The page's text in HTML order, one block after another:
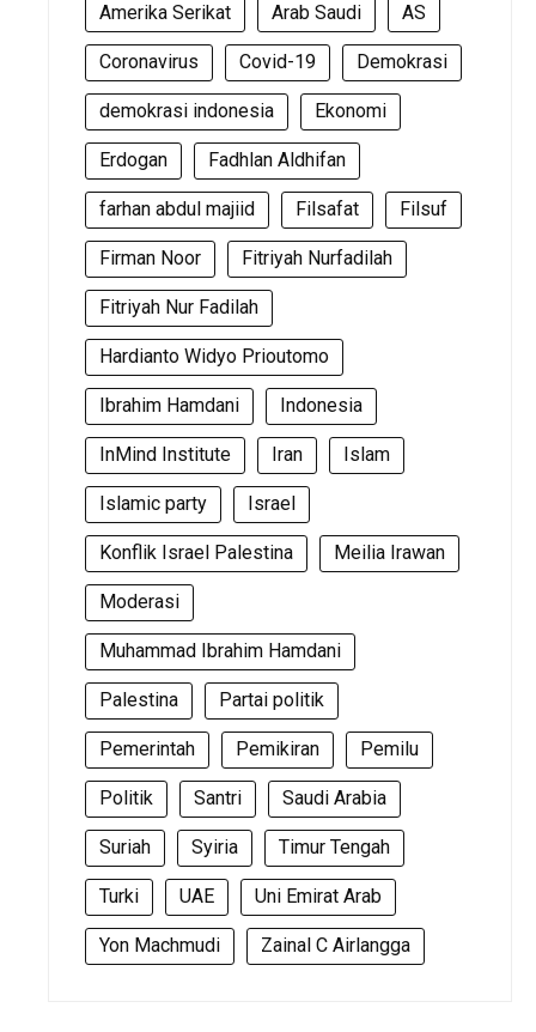
Amerika Serikat Arab Saudi AS
Coronavirus Covid-19 Demokrasi
demokrasi indonesia Ekonomi
Erdogan Fadhlan Aldhifan
farhan abdul majiid Filsafat Filsuf
Firman Noor Fitriyah Nurfadilah
Fitriyah Nur Fadilah
Hardianto Widyo Prioutomo
Ibrahim Hamdani Indonesia
InMind Institute Iran Islam
Islamic party Israel
Konflik Israel Palestina Meilia Irawan
Moderasi
Muhammad Ibrahim Hamdani
Palestina Partai politik
Pemerintah Pemikiran Pemilu
Politik Santri Saudi Arabia
Suriah Syiria Timur Tengah
Turki UAE Uni Emirat Arab
Yon Machmudi Zainal C Airlangga